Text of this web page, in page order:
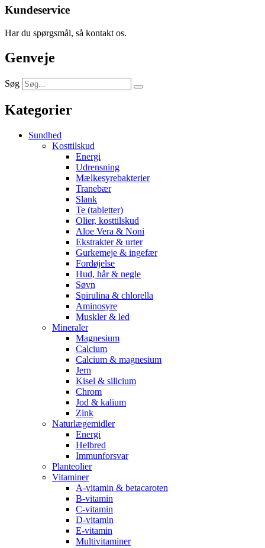
Kundeservice
Har du spørgsmål, så kontakt os.
Genveje
Søg
Kategorier
Sundhed
Kosttilskud
Energi
Udrensning
Mælkesyrebakterier
Tranebær
Slank
Te (tabletter)
Olier, kosttilskud
Aloe Vera & Noni
Ekstrakter & urter
Gurkemeje & ingefær
Fordøjelse
Hud, hår & negle
Søvn
Spirulina & chlorella
Aminosyre
Muskler & led
Mineraler
Magnesium
Calcium
Calcium & magnesium
Jern
Kisel & silicium
Chrom
Jod & kalium
Zink
Naturlægemidler
Energi
Helbred
Immunforsvar
Planteolier
Vitaminer
A-vitamin & betacaroten
B-vitamin
C-vitamin
D-vitamin
E-vitamin
Multivitaminer